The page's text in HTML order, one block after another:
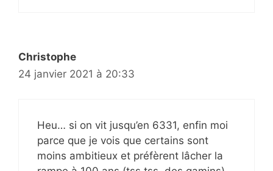
Christophe
24 janvier 2021 à 20:33
Heu… si on vit jusqu’en 6331, enfin moi
parce que je vois que certains sont
moins ambitieux et préfèrent lâcher la